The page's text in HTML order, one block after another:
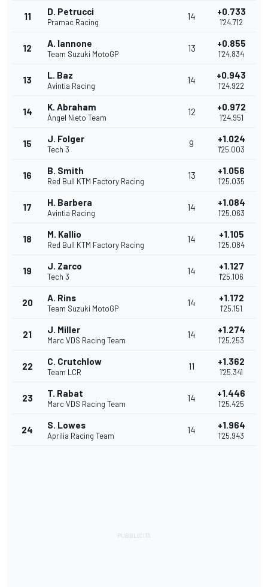
11 D. Petrucci
Pramac Racing
14 +0.733
1'24.712
12 A. Iannone
Team Suzuki MotoGP
13 +0.855
1'24.834
13 L. Baz
Avintia Racing
14 +0.943
1'24.922
14 K. Abraham
Ángel Nieto Team
12 +0.972
1'24.951
15 J. Folger
Tech 3
9 +1.024
1'25.003
16 B. Smith
Red Bull KTM Factory Racing
13 +1.056
1'25.035
17 H. Barbera
Avintia Racing
14 +1.084
1'25.063
18 M. Kallio
Red Bull KTM Factory Racing
14 +1.105
1'25.084
19 J. Zarco
Tech 3
14 +1.127
1'25.106
20 A. Rins
Team Suzuki MotoGP
14 +1.172
1'25.151
21 J. Miller
Marc VDS Racing Team
14 +1.274
1'25.253
22 C. Crutchlow
Team LCR
11 +1.362
1'25.341
23 T. Rabat
Marc VDS Racing Team
14 +1.446
1'25.425
24 S. Lowes
Aprilia Racing Team
14 +1.964
1'25.943